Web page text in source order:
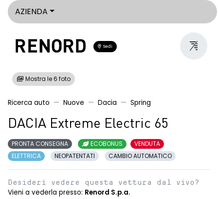
AZIENDA
Sedi
Mostra le 6 foto
Ricerca auto Nuove Dacia Spring
DACIA Extreme Electric 65
PRONTA CONSEGNA ECOBONUS
VENDUTA
ELETTRICA
NEOPATENTATI CAMBIO AUTOMATICO
Desideri vedere questa vettura dal vivo?
Vieni a vederla presso: Renord S.p.a.